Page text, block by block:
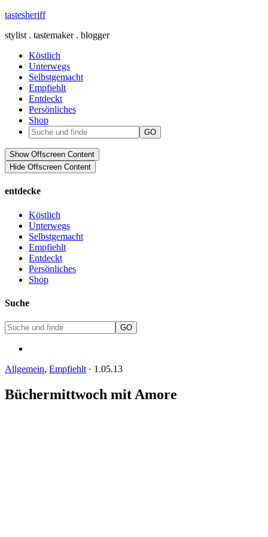
tastesheriff
stylist . tastemaker . blogger
Köstlich
Unterwegs
Selbstgemacht
Empfiehlt
Entdeckt
Persönliches
Shop
Show Offscreen Content
Hide Offscreen Content
entdecke
Köstlich
Unterwegs
Selbstgemacht
Empfiehlt
Entdeckt
Persönliches
Shop
Suche
Allgemein, Empfiehlt · 1.05.13
Büchermittwoch mit Amore